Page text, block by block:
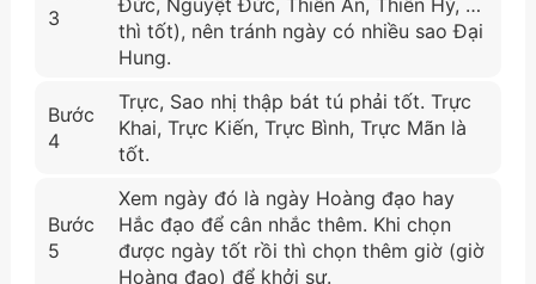
3
thì tốt), nên tránh ngày có nhiều sao Đại
Hung.
Bước
4
Trực, Sao nhị thập bát tú phải tốt. Trực
Khai, Trực Kiến, Trực Bình, Trực Mãn là
tốt.
Bước
5
Xem ngày đó là ngày Hoàng đạo hay
Hắc đạo để cân nhắc thêm. Khi chọn
được ngày tốt rồi thì chọn thêm giờ (giờ
Hoàng đạo) để khởi sự.